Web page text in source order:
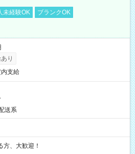
未経験OK
ブランクOK
り
支給
送系
方、大歓迎！